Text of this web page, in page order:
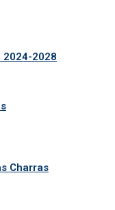
2024-2028
Charras